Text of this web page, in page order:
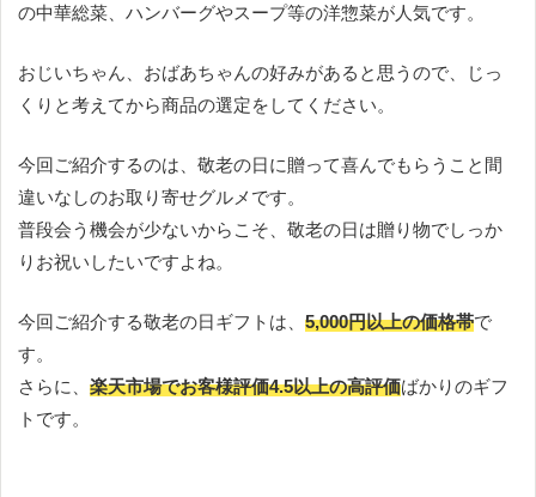
の中華総菜、ハンバーグやスープ等の洋惣菜が人気です。
おじいちゃん、おばあちゃんの好みがあると思うので、じっ
くりと考えてから商品の選定をしてください。
今回ご紹介するのは、敬老の日に贈って喜んでもらうこと間
違いなしのお取り寄せグルメです。
普段会う機会が少ないからこそ、敬老の日は贈り物でしっか
りお祝いしたいですよね。
今回ご紹介する敬老の日ギフトは、 5,000円以上の価格帯で
す。
さらに、 楽天市場でお客様評価4.5以上の高評価ばかりのギフ
トです。